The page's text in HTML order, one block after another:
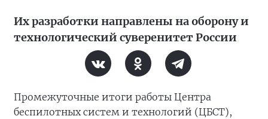
Их разработки направлены на оборону и
технологический суверенитет России
Промежуточные итоги работы Центра
беспилотных систем и технологий (ЦБСТ),